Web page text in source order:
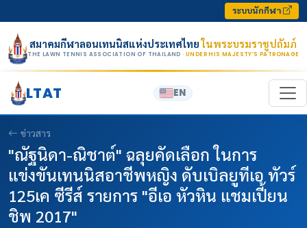
ระบบนักกีฬา
สมาคมกีฬาลอนเทนนิสแห่งประเทศไทยในพระบรมราชูปถัมภ์
THE LAWN TENNIS ASSOCIATION OF THAILAND · UNDER HIS MAJESTY’S PATRONAGE
LTAT EN
ข่าวสาร
"ณัฐนิดา-ณิชาต์" ฉลุยคัดเลือก ในการ
แข่งขันเทนนิสอาชีพหญิง ดับเบิลยูทีเอ ทัวร์
125เค ซีรีส์ รายการ "อีเอ หัวหิน แชมเปี้ยน
ชิพ 2017"